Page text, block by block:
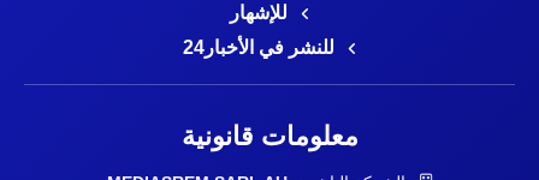
للإشهار
للنشر في الأخبار24
معلومات قانونية